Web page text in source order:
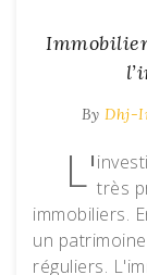
ByDhj-
L'très
immobiliers.
un
réguliers.